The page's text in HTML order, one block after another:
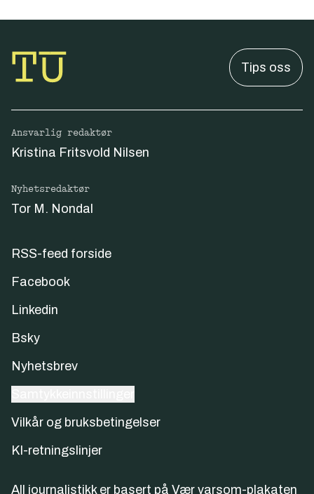
Tips oss
Ansvarlig redaktør
Kristina Fritsvold Nilsen
Nyhetsredaktør
Tor M. Nondal
RSS-feed forside
Facebook
Linkedin
Bsky
Nyhetsbrev
Vilkår og bruksbetingelser
KI-retningslinjer
All journalistikk er basert på Vær varsom-plakaten